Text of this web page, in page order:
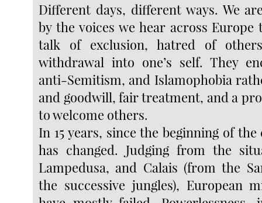
Different days, different ways. We
by the voices we hear across Europe
talk of exclusion, hatred of
withdrawal into one’s self. They
anti-Semitism, and Islamophobia
and goodwill, fair treatment, and a
to welcome others.
In 15 years, since the beginning of
has changed. Judging from the
Lampedusa, and Calais (from the
the successive jungles), European